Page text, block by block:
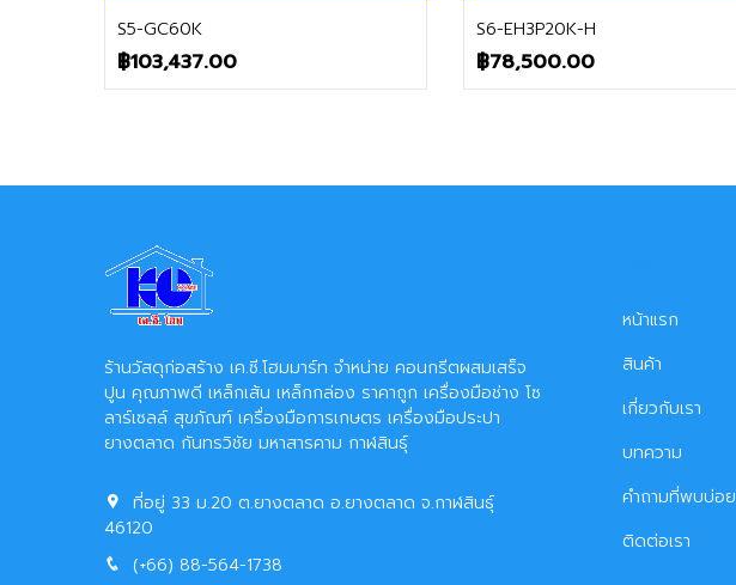
S5-GC60K
฿103,437.00
S6-EH3P20K-H
฿78,500.00
ติดต่อฝ่ายขาย
ร้านวัสดุก่อสร้าง เค.ซี.โฮมมาร์ท จำหน่าย คอนกรีตผสมเสร็จ
ปูน คุณภาพดี เหล็กเส้น เหล็กกล่อง ราคาถูก เครื่องมือช่าง โซ
ลาร์เซลล์ สุขภัณฑ์ เครื่องมือการเกษตร เครื่องมือประปา
ยางตลาด กันทรวิชัย มหาสารคาม กาฬสินธุ์
ที่อยู่ 33 ม.20 ต.ยางตลาด อ.ยางตลาด จ.กาฬสินธุ์
46120
(+66) 88-564-1738
หน้าแรก
สินค้า
เกี่ยวกับเรา
บทความ
คำถามที่พบบ่อย
ติดต่อเรา